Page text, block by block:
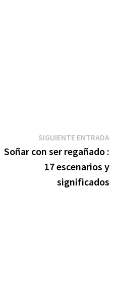
SIGUIENTE ENTRADA
Soñar con ser regañado :
17 escenarios y
significados